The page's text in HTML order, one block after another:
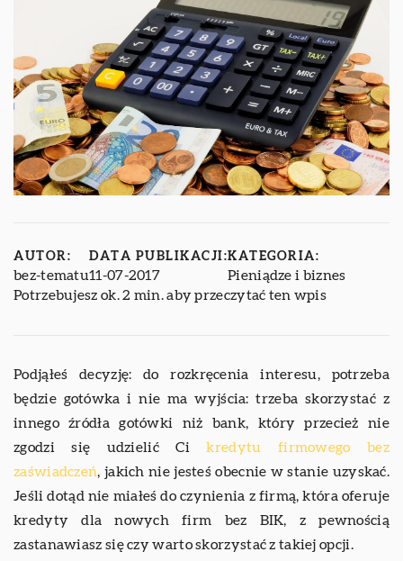
AUTOR:
bez-tematu
DATA PUBLIKACJI:
11-07-2017
KATEGORIA:
Pieniądze i biznes
Potrzebujesz ok. 2 min. aby przeczytać ten wpis
Podjąłeś decyzję: do rozkręcenia interesu, potrzeba
będzie gotówka i nie ma wyjścia: trzeba skorzystać z
innego źródła gotówki niż bank, który przecież nie
zgodzi się udzielić Cikredytu firmowego bez
zaświadczeń, jakich nie jesteś obecnie w stanie uzyskać.
Jeśli dotąd nie miałeś do czynienia z firmą, która oferuje
kredyty dla nowych firm bez BIK, z pewnością
zastanawiasz się czy warto skorzystać z takiej opcji.